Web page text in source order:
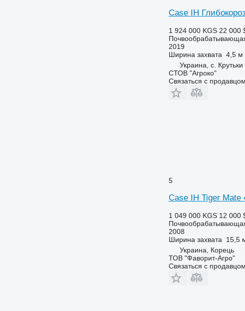
Case IH
1 924 000 KGS 22 000
2019
Ширина захвата 4,5 м
Украина, с. Крутьки
СТОВ "Агроко"
Связаться с продавцом
5
Case IH Tiger Mate
1 049 000 KGS 12 000
2008
Ширина захвата
15,5
Украина, Корець
ТОВ "Фаворит-Агро"
Связаться с продавцом